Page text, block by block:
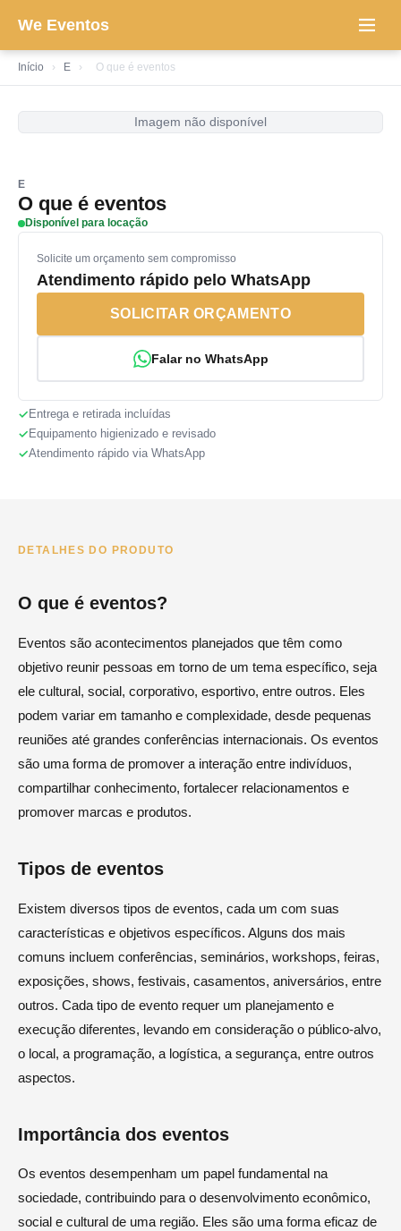
We Eventos
Início › E › O que é eventos
Imagem não disponível
E
O que é eventos
Disponível para locação
Solicite um orçamento sem compromisso
Atendimento rápido pelo WhatsApp
SOLICITAR ORÇAMENTO
Falar no WhatsApp
Entrega e retirada incluídas
Equipamento higienizado e revisado
Atendimento rápido via WhatsApp
DETALHES DO PRODUTO
O que é eventos?
Eventos são acontecimentos planejados que têm como
objetivo reunir pessoas em torno de um tema específico, seja
ele cultural, social, corporativo, esportivo, entre outros. Eles
podem variar em tamanho e complexidade, desde pequenas
reuniões até grandes conferências internacionais. Os eventos
são uma forma de promover a interação entre indivíduos,
compartilhar conhecimento, fortalecer relacionamentos e
promover marcas e produtos.
Tipos de eventos
Existem diversos tipos de eventos, cada um com suas
características e objetivos específicos. Alguns dos mais
comuns incluem conferências, seminários, workshops, feiras,
exposições, shows, festivais, casamentos, aniversários, entre
outros. Cada tipo de evento requer um planejamento e
execução diferentes, levando em consideração o público-alvo,
o local, a programação, a logística, a segurança, entre outros
aspectos.
Importância dos eventos
Os eventos desempenham um papel fundamental na
sociedade, contribuindo para o desenvolvimento econômico,
social e cultural de uma região. Eles são uma forma eficaz de